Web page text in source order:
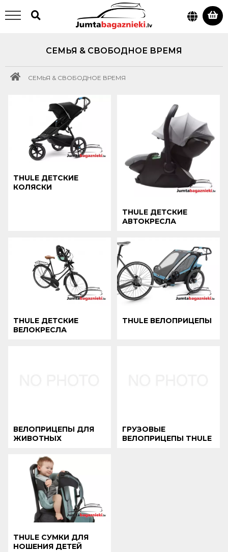
СЕМЬЯ & СВОБОДНОЕ ВРЕМЯ
СЕМЬЯ & СВОБОДНОЕ ВРЕМЯ
THULE ДЕТСКИЕ
КОЛЯСКИ
THULE ДЕТСКИЕ
АВТОКРЕСЛА
THULE ДЕТСКИЕ
ВЕЛОКРЕСЛА
THULE ВЕЛОПРИЦЕПЫ
ВЕЛОПРИЦЕПЫ ДЛЯ
ЖИВОТНЫХ
ГРУЗОВЫЕ
ВЕЛОПРИЦЕПЫ THULE
THULE СУМКИ ДЛЯ
НОШЕНИЯ ДЕТЕЙ